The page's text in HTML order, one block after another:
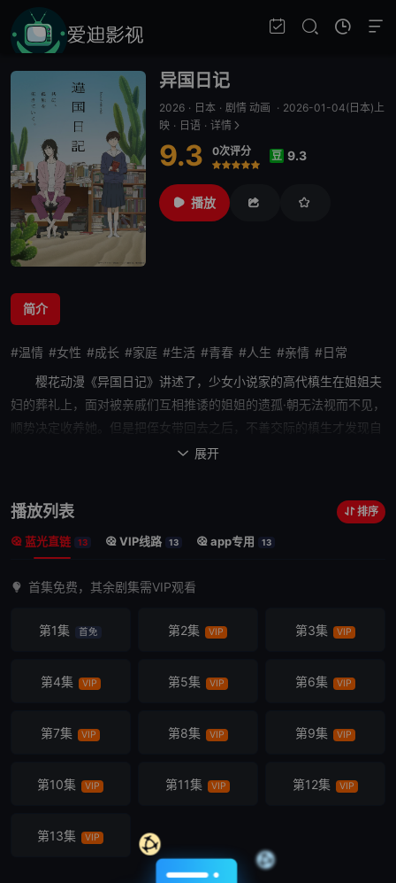
异国日记
2026 · 日本 · 剧情 动画 · 2026-01-04(日本)上
映 · 日语 · 详情
9.3 0次评分
很差
较差
还行推荐力荐
豆 9.3
播放
简介
#温情 #女性 #成长 #家庭 #生活 #青春 #人生 #亲情 #日常
樱花动漫《异国日记》讲述了，少女小说家的高代槙生在姐姐夫
妇的葬礼上，面对被亲戚们互相推诿的姐姐的遗孤·朝无法视而不见，
顺势决定收养她。但是把侄女带回去之后 ，不善交际的槙生才发现自
己不适合和谁一起生活。于此相对，不认生的朝面对“不像大人的大
 展开
播放列表 排序
蓝光直链 13 VIP线路 13 app专用 13
首集免费，其余剧集需VIP观看
第1集 首免 第2集 VIP 第3集 VIP
第4集 VIP 第5集 VIP 第6集 VIP
第7集 VIP 第8集 VIP 第9集 VIP
第10集 VIP 第11集 VIP 第12集 VIP
第13集 VIP